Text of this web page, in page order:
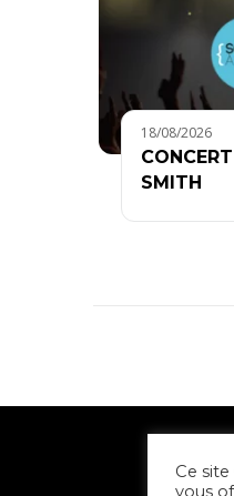
18/08/2026
SMITH
Ce
vous